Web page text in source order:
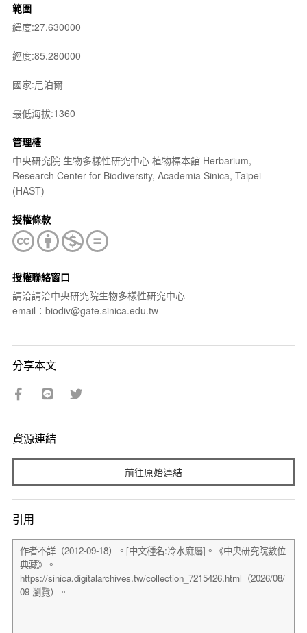
範圍
緯度:27.630000
經度:85.280000
國家:尼泊爾
最低海拔:1360
管理權
中央研究院 生物多樣性研究中心 植物標本館 Herbarium,
Research Center for Biodiversity, Academia Sinica, Taipei
(HAST)
授權條款
授權聯絡窗口
請洽請洽中央研究院生物多樣性研究中心
email：biodiv@gate.sinica.edu.tw
分享本文
資源連結
前往原始連結
引用